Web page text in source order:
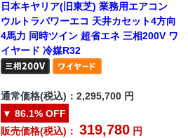
日本キヤリア(旧東芝) 業務用エアコン
ウルトラパワーエコ 天井カセット4方向
4馬力 同時ツイン 超省エネ 三相200V ワ
イヤード 冷媒R32
通常価格(税込)：2,295,700 円
▼ 86.1% OFF
販売価格(税込)：319,780 円